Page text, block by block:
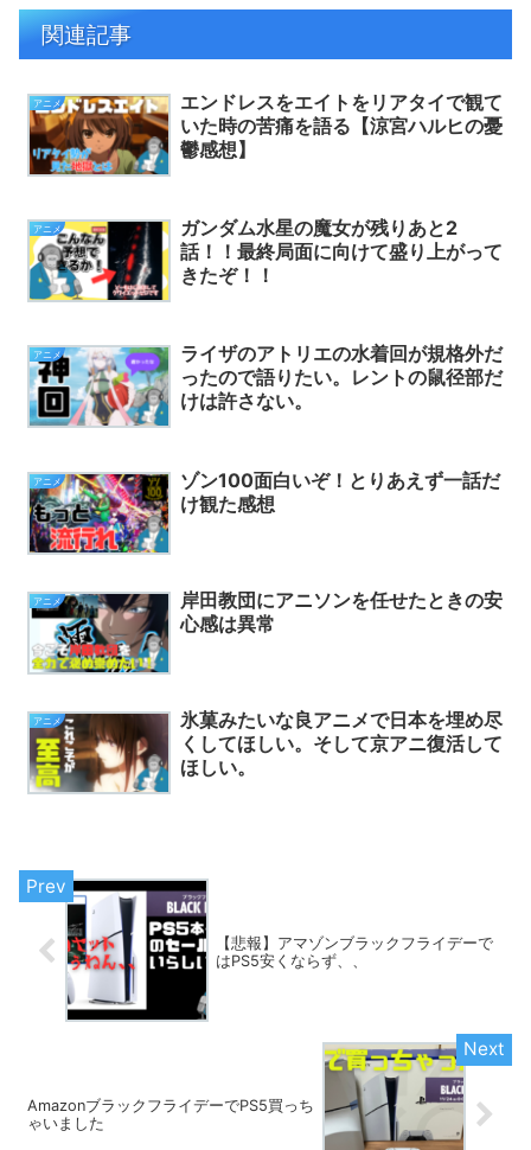
関連記事
アニメ
エンドレスをエイトをリアタイで観て
いた時の苦痛を語る【涼宮ハルヒの憂
鬱感想】
アニメ
ガンダム水星の魔女が残りあと2
話！！最終局面に向けて盛り上がって
きたぞ！！
アニメ
ライザのアトリエの水着回が規格外だ
ったので語りたい。レントの鼠径部だ
けは許さない。
アニメ
ゾン100面白いぞ！とりあえず一話だ
け観た感想
アニメ
岸田教団にアニソンを任せたときの安
心感は異常
アニメ
氷菓みたいな良アニメで日本を埋め尽
くしてほしい。そして京アニ復活して
ほしい。
【悲報】アマゾンブラックフライデーで
はPS5安くならず、、
AmazonブラックフライデーでPS5買っち
ゃいました